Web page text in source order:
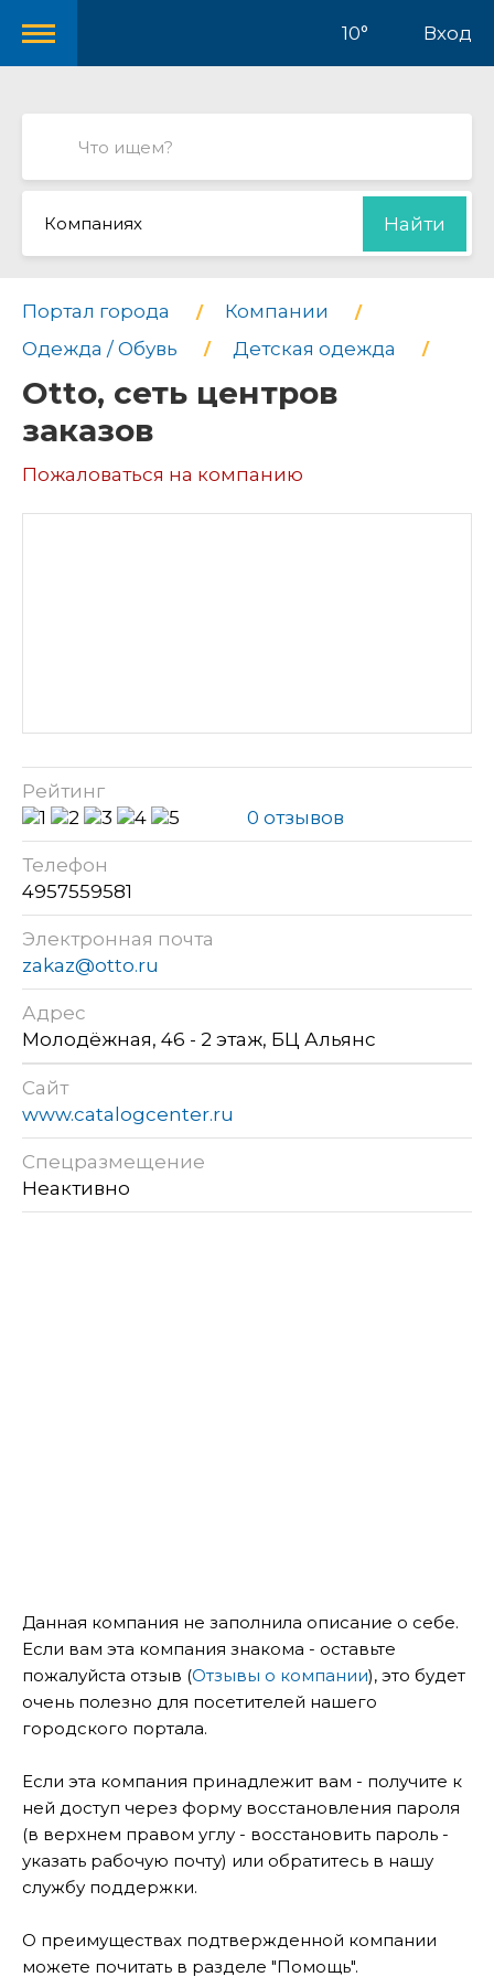
10° Вход
Компаниях Найти
Портал города
Компании
Одежда / Обувь
Детская одежда
Otto, сеть центров
заказов
Пожаловаться на компанию
Рейтинг
0 отзывов
Телефон
4957559581
Электронная почта
zakaz@otto.ru
Адрес
Молодёжная, 46 - 2 этаж, БЦ Альянс
Сайт
www.catalogcenter.ru
Спецразмещение
Неактивно
Данная компания не заполнила описание о себе.
Если вам эта компания знакома - оставьте
пожалуйста отзыв (Отзывы о компании), это будет
очень полезно для посетителей нашего
городского портала.
Если эта компания принадлежит вам - получите к
ней доступ через форму восстановления пароля
(в верхнем правом углу - восстановить пароль -
указать рабочую почту) или обратитесь в нашу
службу поддержки.
О преимуществах подтвержденной компании
можете почитать в разделе "Помощь".